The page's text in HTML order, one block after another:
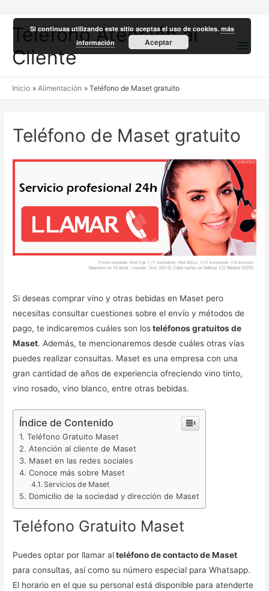
Teléfono Atención al
Cliente
Inicio Alimentación Teléfono de Maset gratuito
Teléfono de Maset gratuito
Si deseas comprar vino y otras bebidas en Maset pero
necesitas consultar cuestiones sobre el envío y métodos de
pago, te indicaremos cuáles son losteléfonos gratuitos de
Maset. Además, te mencionaremos desde cuáles otras vías
puedes realizar consultas. Maset es una empresa con una
gran cantidad de años de experiencia ofreciendo vino tinto,
vino rosado, vino blanco, entre otras bebidas.
Índice de Contenido
Teléfono Gratuito Maset
Atención al cliente de Maset
Maset en las redes sociales
Conoce más sobre Maset
Servicios de Maset
Domicilio de la sociedad y dirección de Maset
Teléfono Gratuito Maset
Puedes optar por llamar alteléfono de contacto de Maset
para consultas, así como su número especial para Whatsapp.
El horario en el que su personal está disponible para atenderte
Si continuas utilizando este sitio aceptas el uso de cookies.más
información
Aceptar